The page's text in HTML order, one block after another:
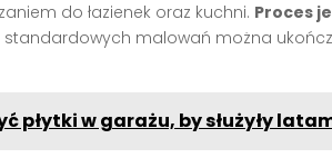
do łazienek oraz kuchni. Proces
standardowych malowań można
płytki w garażu, by służyły